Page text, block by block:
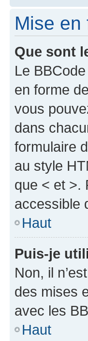
Mise en
Que sont
Le
en forme
vous
dans
formulaire
au style
que < et >.
accessible
Haut
Puis-je
Non, il
des mises
avec les
Haut